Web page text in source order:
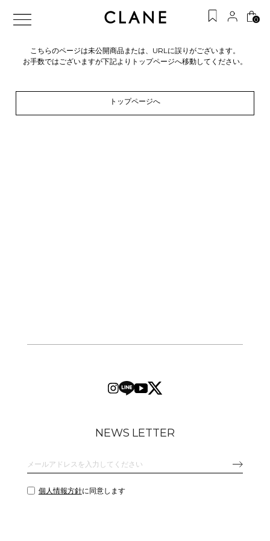
0
こちらのページは未公開商品または、URLに誤りがございます。
お手数ではございますが下記よりトップページへ移動してください。
トップページへ
NEWS LETTER
個人情報方針に同意します